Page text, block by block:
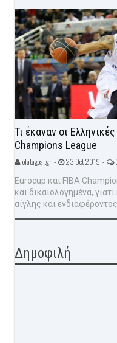
Τι έκαναν οι
Champions League
olatagoal.gr - 23 Oct 2019 -
Eurocup και FIBA
και δικαιολογημένα,
αίγλης και
Δημοφιλή